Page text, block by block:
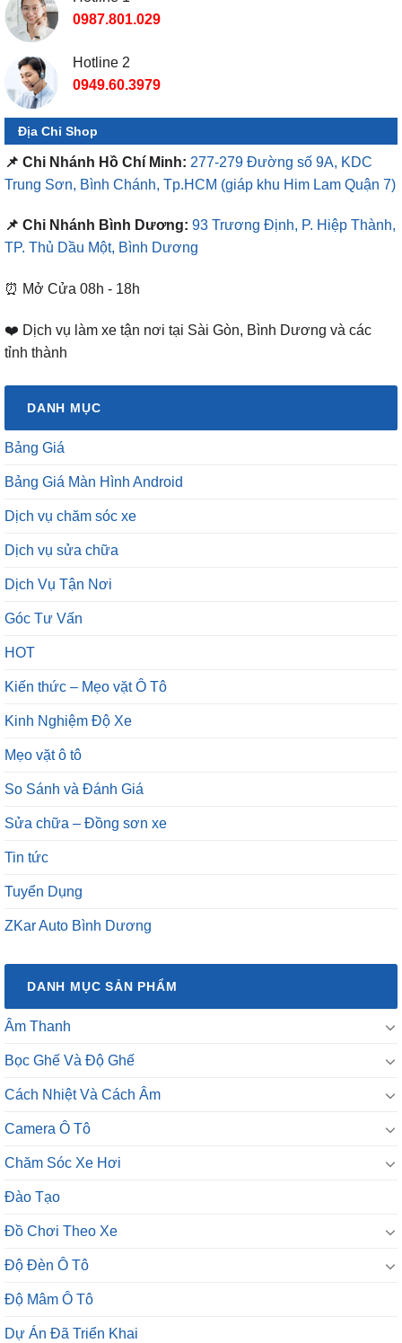
0987.801.029
Hotline 2
0949.60.3979
Địa Chỉ Shop
📌 Chi Nhánh Hồ Chí Minh: 277-279 Đường số 9A, KDC
Trung Sơn, Bình Chánh, Tp.HCM (giáp khu Him Lam Quận 7)
📌 Chi Nhánh Bình Dương: 93 Trương Định, P. Hiệp Thành,
TP. Thủ Dầu Một, Bình Dương
⏰ Mở Cửa 08h - 18h
❤️ Dịch vụ làm xe tận nơi tại Sài Gòn, Bình Dương và các
tỉnh thành
DANH MỤC
Bảng Giá
Bảng Giá Màn Hình Android
Dịch vụ chăm sóc xe
Dịch vụ sửa chữa
Dịch Vụ Tận Nơi
Góc Tư Vấn
HOT
Kiến thức – Mẹo vặt Ô Tô
Kinh Nghiệm Độ Xe
Mẹo vặt ô tô
So Sánh và Đánh Giá
Sửa chữa – Đồng sơn xe
Tin tức
Tuyển Dụng
ZKar Auto Bình Dương
DANH MỤC SẢN PHẨM
Âm Thanh
Bọc Ghế Và Độ Ghế
Cách Nhiệt Và Cách Âm
Camera Ô Tô
Chăm Sóc Xe Hơi
Đào Tạo
Đồ Chơi Theo Xe
Độ Đèn Ô Tô
Độ Mâm Ô Tô
Dự Án Đã Triển Khai